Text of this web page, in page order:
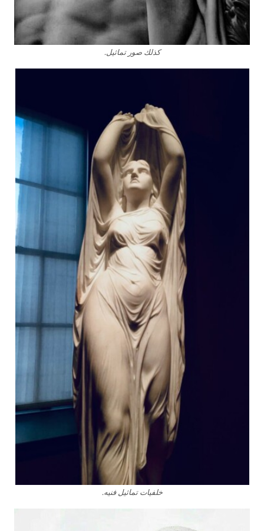
كذلك صور تماثيل.
خلفيات تماثيل فنيه.